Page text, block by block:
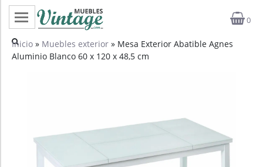
0
Categorías
Inicio » Muebles exterior » Mesa Exterior Abatible Agnes
Aluminio Blanco 60 x 120 x 48,5 cm